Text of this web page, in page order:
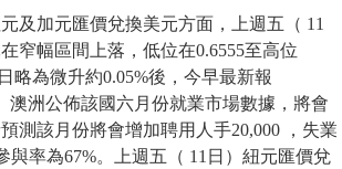
及加元匯價兌換美元方面，上週五（ 11
窄幅區間上落，低位在0.6555至高位
略為微升約0.05%後，今早最新報
澳洲公佈該國六月份就業市場數據，將會
測該月份將會增加聘用人手20,000 ，失業
與率為67%。上週五（ 11日）紐元匯價兌